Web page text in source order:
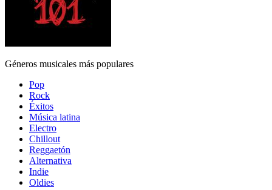
Géneros musicales más populares
Pop
Rock
Éxitos
Música latina
Electro
Chillout
Reggaetón
Alternativa
Indie
Oldies